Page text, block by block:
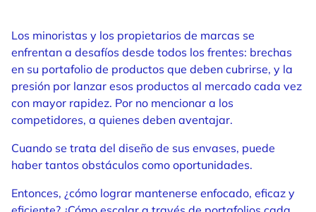
Los minoristas y los propietarios de marcas se
enfrentan a desafíos desde todos los frentes: brechas
en su portafolio de productos que deben cubrirse, y la
presión por lanzar esos productos al mercado cada vez
con mayor rapidez. Por no mencionar a los
competidores, a quienes deben aventajar.
Cuando se trata del diseño de sus envases, puede
haber tantos obstáculos como oportunidades.
Entonces, ¿cómo lograr mantenerse enfocado, eficaz y